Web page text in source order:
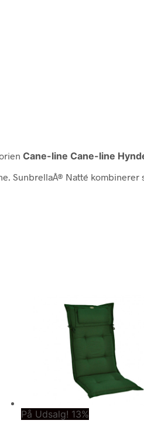
Cane-line Cane-line
SunbrellaÂ® Natté
På Udsalg! 13%